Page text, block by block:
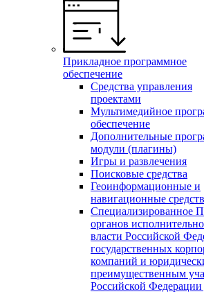
Прикладное программное
обеспечение
Средства управления
проектами
Мультимедийное
обеспечение
Дополнительные
модули (плагины)
Игры и развлечения
Поисковые средства
Геоинформационные и
навигационные
Специализированное
органов
власти Российской
государственных
компаний и
преимущественным
Российской Федерации